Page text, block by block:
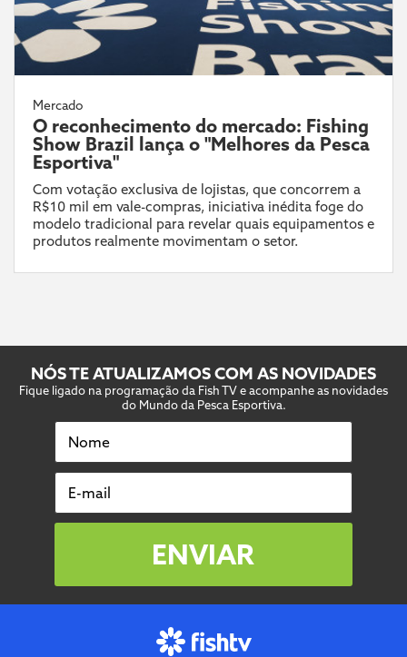
Mercado
O reconhecimento do mercado: Fishing
Show Brazil lança o "Melhores da Pesca
Esportiva"
Com votação exclusiva de lojistas, que concorrem a
R$10 mil em vale-compras, iniciativa inédita foge do
modelo tradicional para revelar quais equipamentos e
produtos realmente movimentam o setor.
NÓS TE ATUALIZAMOS COM AS NOVIDADES
Fique ligado na programação da Fish TV e acompanhe as novidades
do Mundo da Pesca Esportiva.
Nome
E-mail
ENVIAR